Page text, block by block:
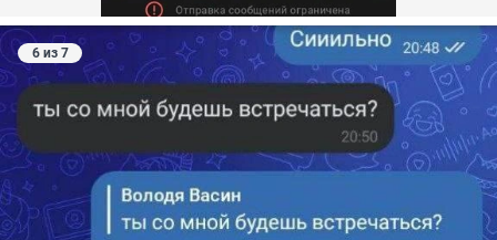
6 из 7